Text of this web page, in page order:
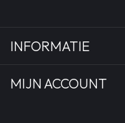
INFORMATIE
MIJN ACCOUNT